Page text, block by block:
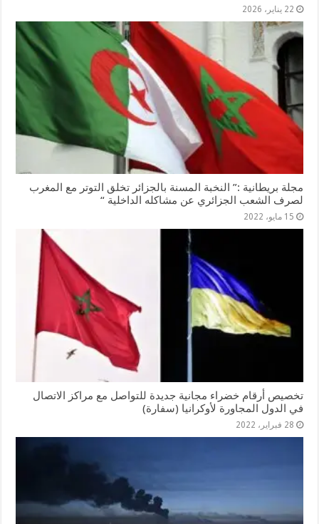
22 يناير، 2026
مجلة بريطانية :” النخبة المسنة بالجزائر تخلق التوتر مع المغرب
لصرف الشعب الجزائري عن مشاكله الداخلية “
15 مايو، 2022
تخصيص أرقام خضراء مجانية جديدة للتواصل مع مراكز الاتصال
في الدول المجاورة لأوكرانيا (سفارة)
28 فبراير، 2022